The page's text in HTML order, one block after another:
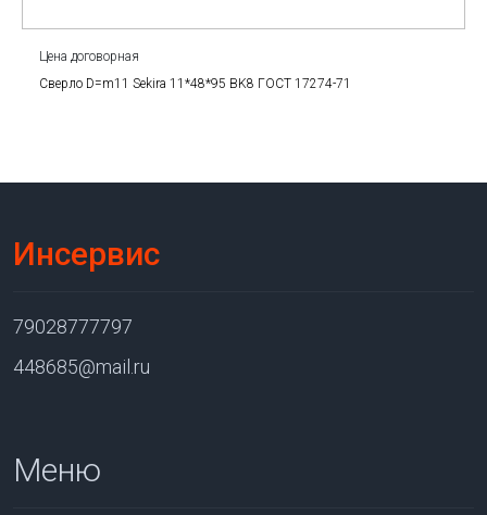
Цена договорная
Сверло D=m11 Sekira 11*48*95 BK8 ГОСТ 17274-71
Инсервис
79028777797
448685@mail.ru
Меню